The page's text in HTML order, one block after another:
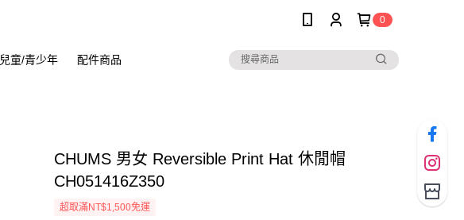
0
兒童/青少年 配件商品
CHUMS 男女 Reversible Print Hat 休閒帽
CH051416Z350
超取滿NT$1,500免運